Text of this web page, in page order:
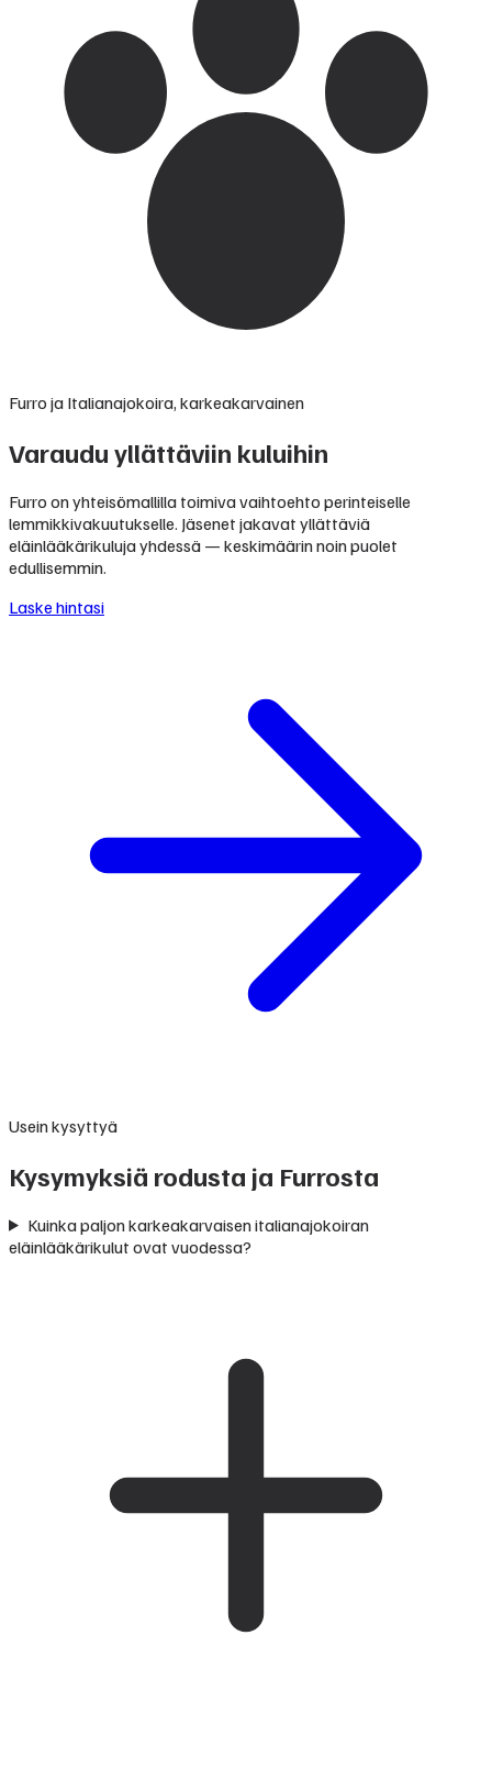
Furro ja Italianajokoira, karkeakarvainen
Varaudu yllättäviin kuluihin
Furro on yhteisömallilla toimiva vaihtoehto perinteiselle
lemmikkivakuutukselle. Jäsenet jakavat yllättäviä
eläinlääkärikuluja yhdessä — keskimäärin noin puolet
edullisemmin.
Laske hintasi
Usein kysyttyä
Kysymyksiä rodusta ja Furrosta
Kuinka paljon karkeakarvaisen italianajokoiran
eläinlääkärikulut ovat vuodessa?